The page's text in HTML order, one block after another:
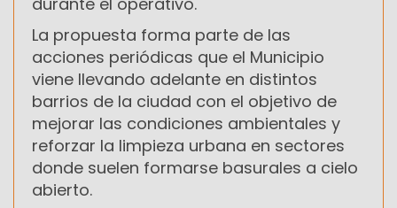
La propuesta forma parte de las
acciones periódicas que el Municipio
viene llevando adelante en distintos
barrios de la ciudad con el objetivo de
mejorar las condiciones ambientales y
reforzar la limpieza urbana en sectores
donde suelen formarse basurales a cielo
abierto.